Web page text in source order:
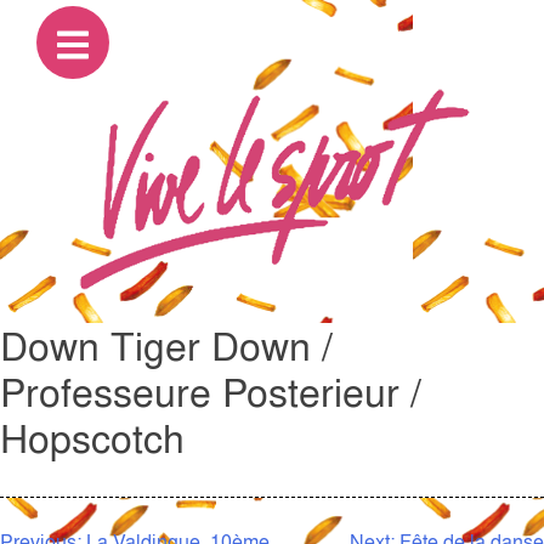
Down Tiger Down /
Professeure Posterieur /
Hopscotch